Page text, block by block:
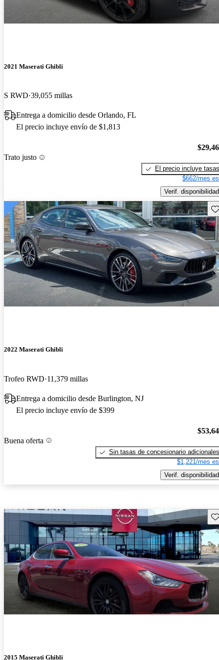
2021 Maserati Ghibli
S RWD 39,055 millas
Entrega a domicilio desde Orlando, FL
El precio incluye envío de $1,813
Trato justo
El precio incluye tasas
$662/mes
Verif. disponibilidad
2022 Maserati Ghibli
Trofeo RWD 11,379 millas
Entrega a domicilio desde Burlington, NJ
El precio incluye envío de $399
Buena oferta
Sin tasas de concesionario adicionales
$1,221/mes
Verif. disponibilidad
2015 Maserati Ghibli